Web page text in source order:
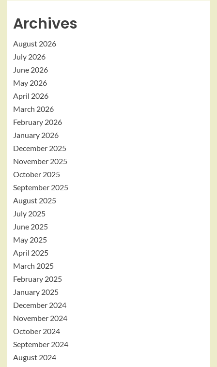
Archives
August 2026
July 2026
June 2026
May 2026
April 2026
March 2026
February 2026
January 2026
December 2025
November 2025
October 2025
September 2025
August 2025
July 2025
June 2025
May 2025
April 2025
March 2025
February 2025
January 2025
December 2024
November 2024
October 2024
September 2024
August 2024